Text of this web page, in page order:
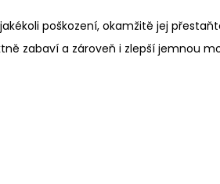
poškození, okamžitě jej
zabaví a zároveň i zlepší jemnou